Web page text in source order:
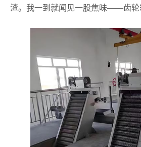
渣。我一到就闻见一股焦味——齿轮